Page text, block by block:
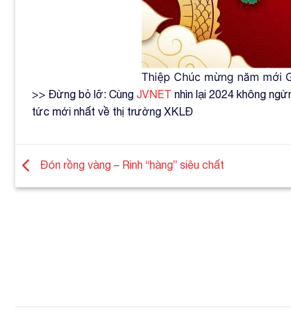
Thiệp Chúc mừng năm mới
>> Đừng bỏ lỡ: Cùng JVNET nhìn lại 2024 không
tức mới nhất về thị trường XKLĐ
Đón rồng vàng – Rinh “hàng” siêu chất